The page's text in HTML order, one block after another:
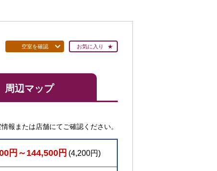
空室を確認 お気に入り
周辺マップ
報または店舗にてご確認ください。
円～144,500円 (4,200円)